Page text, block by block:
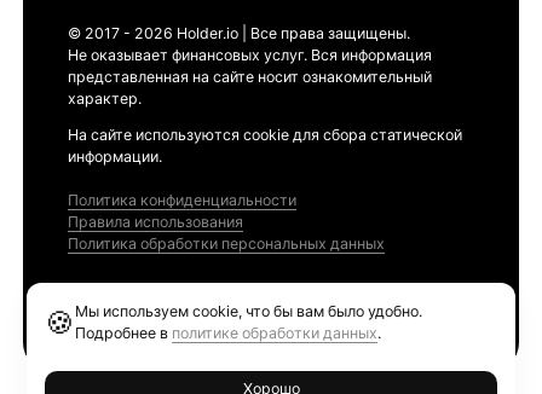
© 2017 - 2026 Holder.io | Все права защищены.
Не оказывает финансовых услуг. Вся информация
представленная на сайте носит ознакомительный
характер.
На сайте используются cookie для сбора статической
информации.
Политика конфиденциальности
Правила использования
Политика обработки персональных данных
🍪 Мы используем cookie, что бы вам было удобно.
Подробнее в политике обработки данных.
Хорошо
Ethereum GAS Tracker